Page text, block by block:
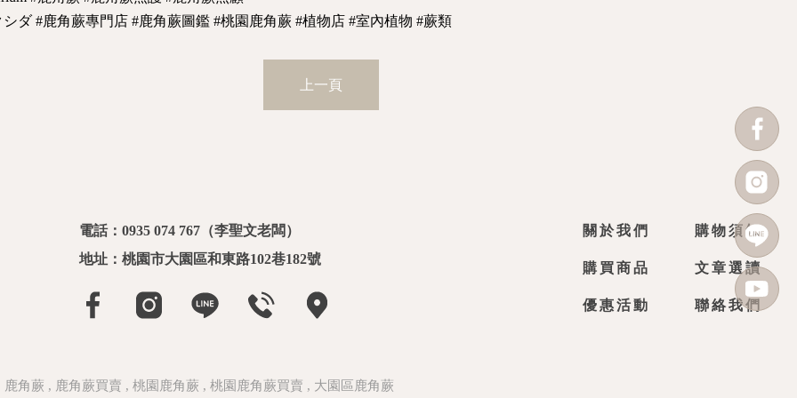
シダ #鹿角蕨專門店 #鹿角蕨圖鑑 #桃園鹿角蕨 #植物店 #室內植物 #蕨類
上一頁
電話：0935 074 767
地址：桃園市大園區和東路102巷182號
關於我們
購買商品
優惠活動
購物須知
文章選讀
聯絡我們
鹿角蕨 鹿角蕨買賣 桃園鹿角蕨 桃園鹿角蕨買賣 大園區鹿角蕨